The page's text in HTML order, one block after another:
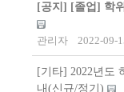
[공지] [졸업] 학
관리자 2022-09-
[기타] 2022년도
내(신규/정기)